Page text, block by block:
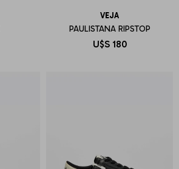
VEJA
PAULISTANA RIPSTOP
U$S 180